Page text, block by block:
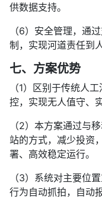
供数据支持。
（6）安全管理，通
制，实现河道责任到
七、方案优势
（1）区别于传统人
控，实现无人值守、
（2）本方案通过与
站的方式，减少投资
署、高效稳定运行。
（3）系统对主要位
行为自动抓拍，自动